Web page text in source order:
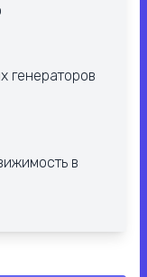
генераторов
в